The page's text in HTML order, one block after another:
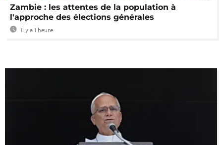
Zambie : les attentes de la population à
l'approche des élections générales
Il y a 1 heure